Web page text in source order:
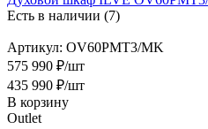
Есть в наличии (7)
Артикул: OV60PMT3/MK
575 990 ₽/шт
435 990 ₽/шт
В корзину
Outlet